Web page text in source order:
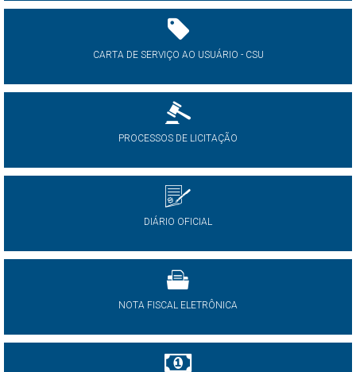
CARTA DE SERVIÇO AO USUÁRIO - CSU
PROCESSOS DE LICITAÇÃO
DIÁRIO OFICIAL
NOTA FISCAL ELETRÔNICA